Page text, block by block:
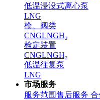
低温浸没式离心泵
LNG
枪、阀类
CNGLNGH₂
检定装置
CNGLNGH₂
低温往复泵
LNG
市场服务
服务范围售后服务 合